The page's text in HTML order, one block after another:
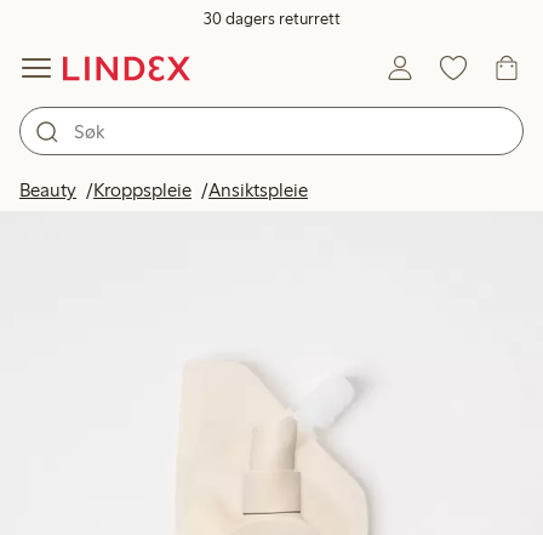
30 dagers returrett
Beauty Kroppspleie Ansiktspleie